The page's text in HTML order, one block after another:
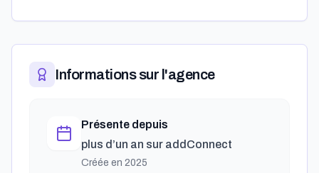
Informations sur l'agence
Présente depuis
plus d’un an sur addConnect
Créée en 2025